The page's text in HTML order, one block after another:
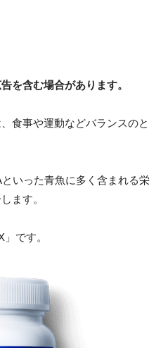
を含む場合があります。
食事や運動などバランスのと
いった青魚に多く含まれる栄
ます。
です。